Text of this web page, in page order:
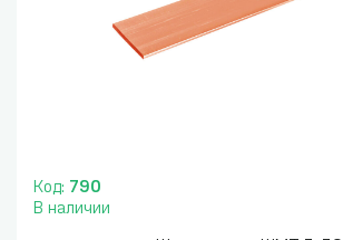
Код: 790
В наличии